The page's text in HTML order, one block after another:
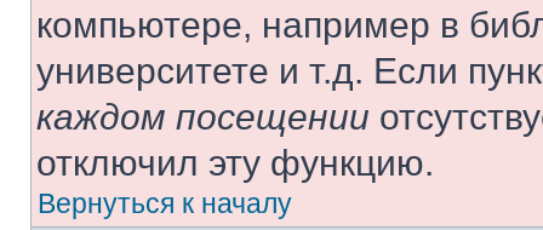
компьютере, например в
университете и т.д. Если
каждом посещении
отключил эту функцию.
Вернуться к началу